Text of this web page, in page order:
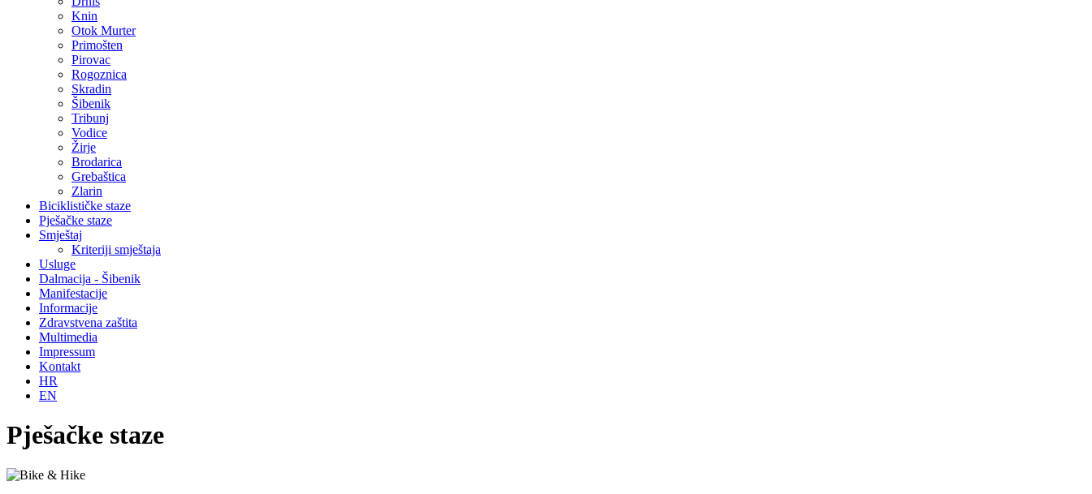
Knin
Otok Murter
Primošten
Pirovac
Rogoznica
Skradin
Šibenik
Tribunj
Vodice
Žirje
Brodarica
Grebaštica
Zlarin
Biciklističke staze
Pješačke staze
Smještaj
Kriteriji smještaja
Usluge
Dalmacija - Šibenik
Manifestacije
Informacije
Zdravstvena zaštita
Multimedia
Impressum
Kontakt
HR
EN
Pješačke staze